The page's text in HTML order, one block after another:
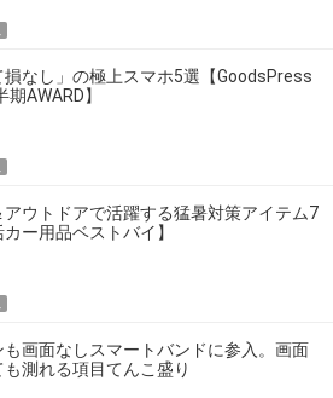
損なし」の極上スマホ5選【GoodsPress
AWARD】
アウトドアで活躍する猛暑対策アイテム7
ー用品ベストバイ】
も画面なしスマートバンドに参入。画面
測れる項目てんこ盛り